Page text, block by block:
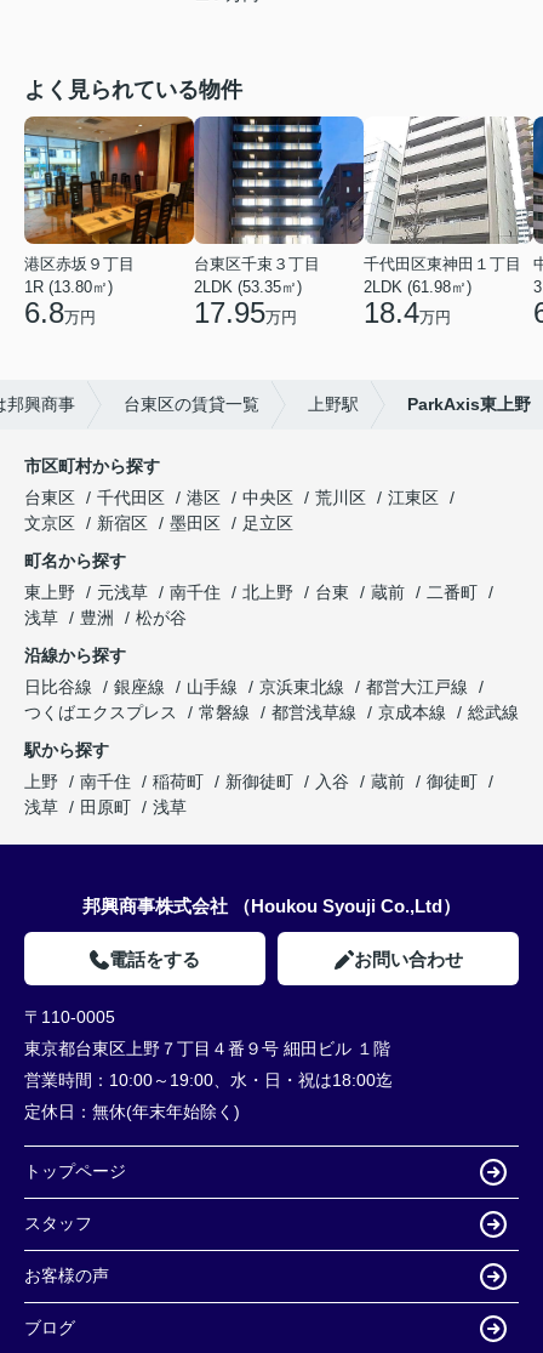
よく見られている物件
港区赤坂９丁目
1R (13.80㎡)
6.8万円
台東区千束３丁目
2LDK (53.35㎡)
17.95万円
千代田区東神田１丁目
2LDK (61.98㎡)
18.4万円
邦興商事 台東区の賃貸一覧 上野駅 ParkAxis東上野
市区町村から探す
台東区
千代田区 港区 中央区 荒川区
江東区
文京区
新宿区 墨田区
足立区
町名から探す
東上野
元浅草 南千住 北上野 台東 蔵前
二番町
浅草
豊洲
松が谷
沿線から探す
日比谷線
銀座線 山手線 京浜東北線
都営大江戸線
つくばエクスプレス
常磐線 都営浅草線 京成本線
総武線
駅から探す
上野
南千住 稲荷町 新御徒町 入谷 蔵前
御徒町
浅草
田原町 浅草
邦興商事株式会社 （Houkou Syouji Co.,Ltd）
電話をする お問い合わせ
〒110-0005
東京都台東区上野７丁目４番９号 細田ビル １階
営業時間： 10:00～19:00、水・日・祝は18:00迄
定休日： 無休(年末年始除く)
トップページ
スタッフ
お客様の声
ブログ